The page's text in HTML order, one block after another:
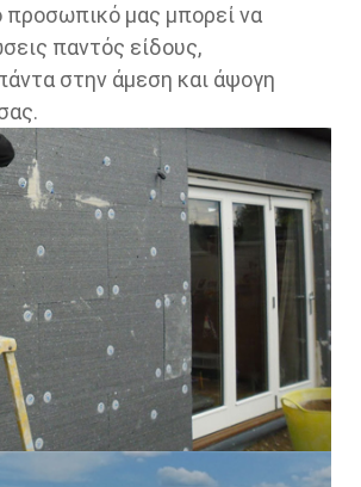
προσωπικό μας μπορεί να
παντός είδους,
στην άμεση και άψογη